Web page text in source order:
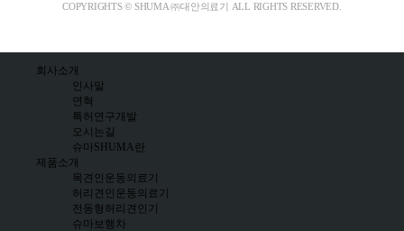
COPYRIGHTS © SHUMA ㈜대안의료기 ALL RIGHTS RESERVED.
회사소개
인사말
연혁
특허연구개발
오시는길
슈마SHUMA란
제품소개
목견인운동의료기
허리견인운동의료기
전동형허리견인기
슈마보행차